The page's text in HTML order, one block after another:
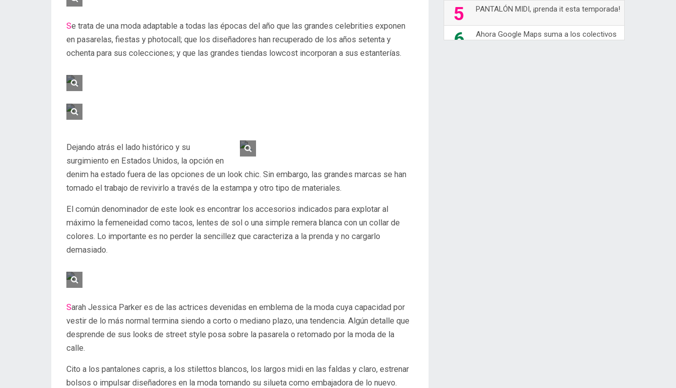
Se trata de una moda adaptable a todas las épocas del año que las grandes celebrities exponen
en pasarelas, fiestas y photocall; que los diseñadores han recuperado de los años setenta y
ochenta para sus colecciones; y que las grandes tiendas lowcost incorporan a sus estanterías.
Dejando atrás el lado histórico y su
surgimiento en Estados Unidos, la opción en
denim ha estado fuera de las opciones de un look chic. Sin embargo, las grandes marcas se han
tomado el trabajo de revivirlo a través de la estampa y otro tipo de materiales.
El común denominador de este look es encontrar los accesorios indicados para explotar al
máximo la femeneidad como tacos, lentes de sol o una simple remera blanca con un collar de
colores. Lo importante es no perder la sencillez que caracteriza a la prenda y no cargarlo
demasiado.
Sarah Jessica Parker es de las actrices devenidas en emblema de la moda cuya capacidad por
vestir de lo más normal termina siendo a corto o mediano plazo, una tendencia. Algún detalle que
desprende de sus looks de street style posa sobre la pasarela o retomado por la moda de la
calle.
Cito a los pantalones capris, a los stilettos blancos, los largos midi en las faldas y claro, estrenar
bolsos o impulsar diseñadores en la moda tomando su silueta como embajadora de lo nuevo.
5 PANTALÓN MIDI, ¡prenda it esta temporada!
6
Ahora Google Maps suma a los colectivos